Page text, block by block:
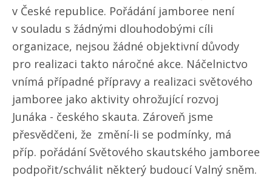
v České republice. Pořádání jamboree není
v souladu s žádnými dlouhodobými cíli
organizace, nejsou žádné objektivní důvody
pro realizaci takto náročné akce. Náčelnictvo
vnímá případné přípravy a realizaci světového
jamboree jako aktivity ohrožující rozvoj
Junáka - českého skauta. Zároveň jsme
přesvědčeni, že změní-li se podmínky, má
příp. pořádání Světového skautského jamboree
podpořit/​schválit některý budoucí Valný sněm.